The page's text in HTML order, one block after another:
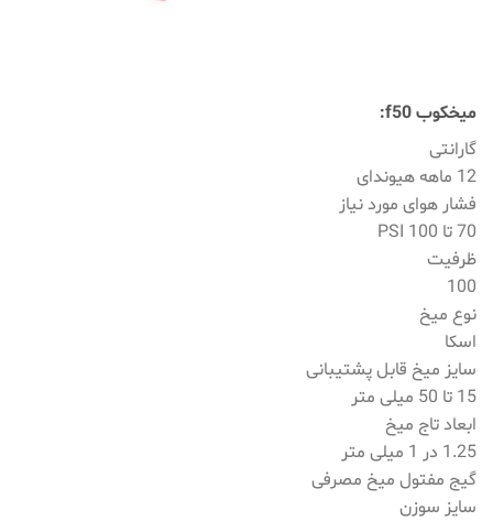
میخکوب f50:
گارانتی
12 ماهه هیوندای
فشار هوای مورد نیاز
70 تا 100 PSI
ظرفیت
100
نوع میخ
اسکا
سایز میخ قابل پشتیبانی
15 تا 50 میلی متر
ابعاد تاج میخ
1.25 در 1 میلی متر
گیج مفتول میخ مصرفی
سایز سوزن